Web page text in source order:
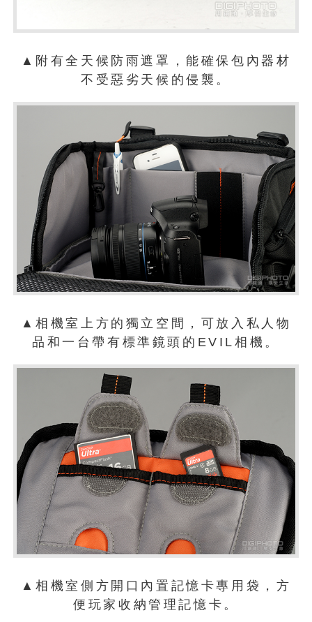
▲附有全天候防雨遮罩，能確保包內器材
不受惡劣天候的侵襲。
▲相機室上方的獨立空間，可放入私人物
品和一台帶有標準鏡頭的EVIL相機。
▲相機室側方開口內置記憶卡專用袋，方
便玩家收納管理記憶卡。